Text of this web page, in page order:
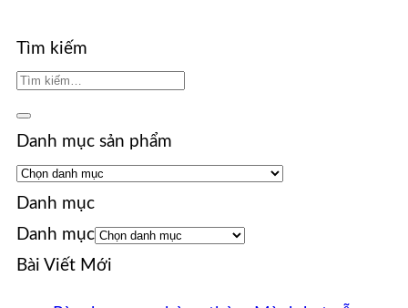
Tìm kiếm
Danh mục sản phẩm
Danh mục
Danh mục
Bài Viết Mới